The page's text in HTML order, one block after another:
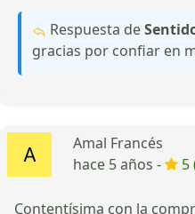
Respuesta de
gracias por confiar en
Amal Francés
hace 5 años -
5
Contentísima con la